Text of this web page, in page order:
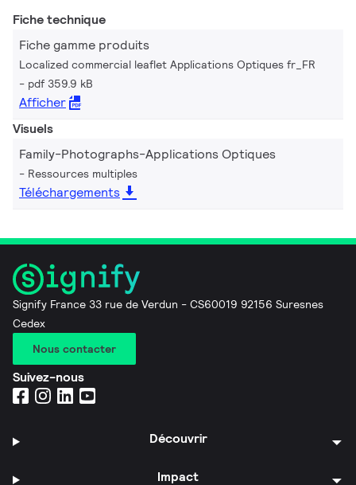
Fiche technique
Fiche gamme produits
Localized commercial leaflet Applications Optiques fr_FR
pdf 359.9 kB
Afficher
Visuels
Family-Photographs-Applications Optiques
Ressources multiples
Téléchargements
Signify France 33 rue de Verdun - CS60019 92156 Suresnes
Cedex
Nous contacter
Suivez-nous
Découvrir
Impact